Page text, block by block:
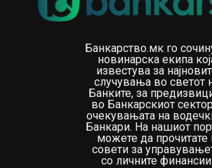
Банкарство.мк го
новинарска екипа
известува за
случувања во светот
Банките, за
во Банкарскиот
очекувањата на
Банкари. На нашиот
можете да прочитате
совети за
со личните финансии.